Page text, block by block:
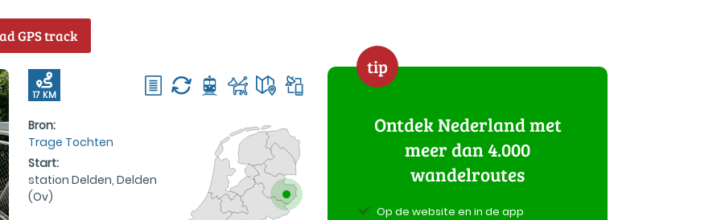
GPS track
17 KM
Bron:
Trage Tochten
Start:
station Delden, Delden
(Ov)
tip
Ontdek Nederland met
meer dan 4.000
wandelroutes
Op de website en in de app